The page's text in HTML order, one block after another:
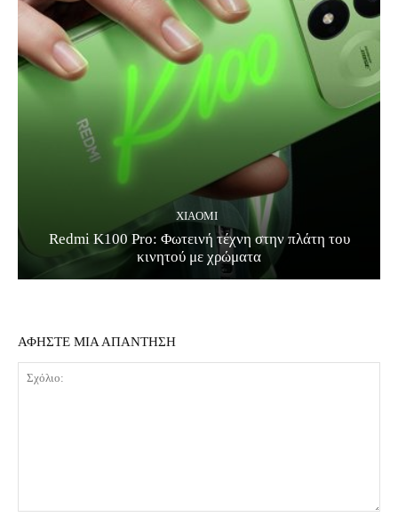
XIAOMI
Redmi K100 Pro: Φωτεινή τέχνη στην πλάτη του
κινητού με χρώματα
ΑΦΗΣΤΕ ΜΙΑ ΑΠΑΝΤΗΣΗ